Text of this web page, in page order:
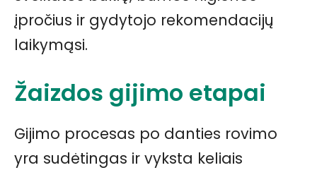
įpročius ir gydytojo rekomendacijų
laikymąsi.
Žaizdos gijimo etapai
Gijimo procesas po danties rovimo
yra sudėtingas ir vyksta keliais